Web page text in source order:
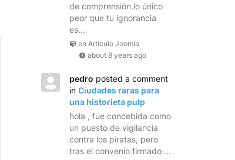
de comprensión.lo único
peor que tu ignorancia
es...
en Artículo Joomla
about 8 years ago
pedro posted a comment
in Ciudades raras para
una historieta pulp
hola , fue concebida como
un puesto de vigilancia
contra los piratas, pero
tras el convenio firmado ...